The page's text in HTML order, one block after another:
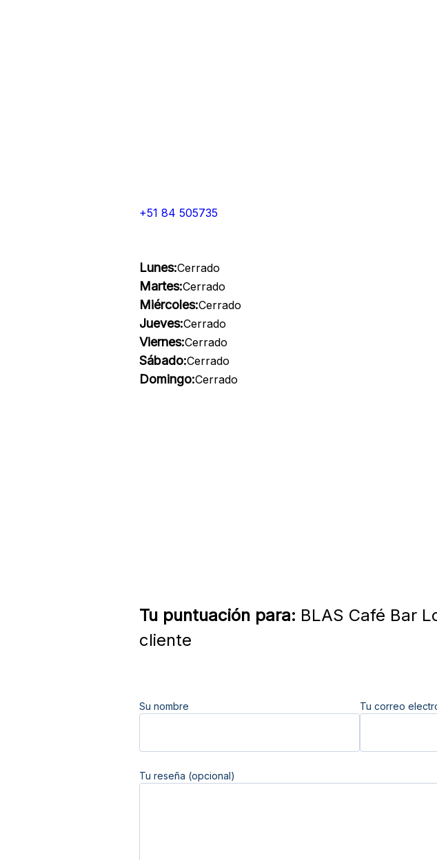
+51 84 505735
Lunes:Cerrado
Martes:Cerrado
Miércoles:Cerrado
Jueves:Cerrado
Viernes:Cerrado
Sábado:Cerrado
Domingo:Cerrado
Tu puntuación para: BLAS Café Bar
cliente
Su nombre Tu correo
Tu reseña (opcional)